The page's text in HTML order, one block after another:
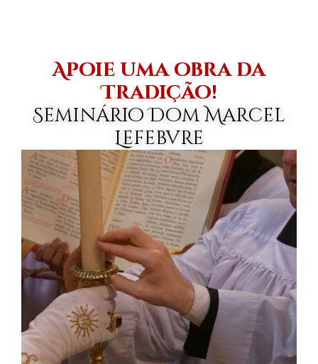
Apoie uma obra da
Tradição!
Seminário Dom Marcel
Lefebvre